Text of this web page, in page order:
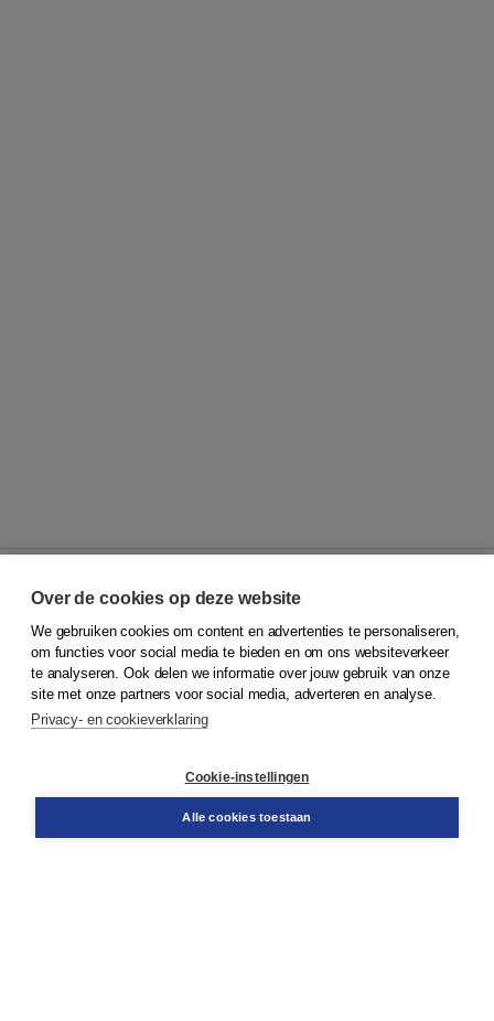
© 2026Koninklijke Boom uitgevers
Klantenservice
Service & informatie
Contact
Over de cookies op deze website
We gebruiken cookies om content en advertenties te personaliseren,
om functies voor social media te bieden en om ons websiteverkeer
te analyseren. Ook delen we informatie over jouw gebruik van onze
site met onze partners voor social media, adverteren en analyse.
Privacy- en cookieverklaring
Cookie-instellingen
Alle cookies toestaan